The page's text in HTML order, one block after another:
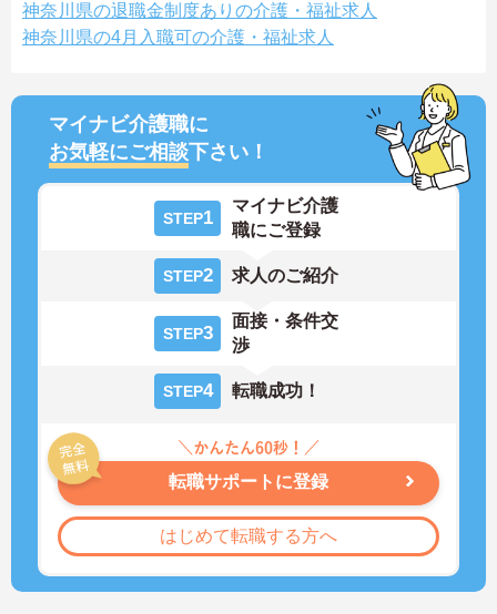
神奈川県の退職金制度ありの介護・福祉求人
神奈川県の4月入職可の介護・福祉求人
マイナビ介護職に
お気軽にご相談下さい！
STEP1
マイナビ介護
職にご登録
STEP2 求人のご紹介
STEP3
面接・条件交
渉
STEP4 転職成功！
転職サポートに登録
はじめて転職する方へ